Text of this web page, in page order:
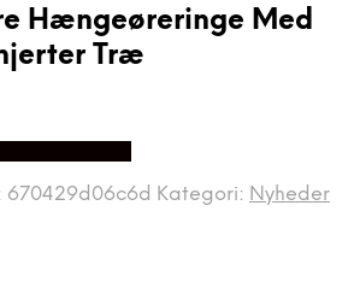
Hængeøreringe Med
Træ
670429d06c6d Kategori: Nyheder